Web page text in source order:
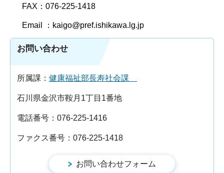
FAX：076-225-1418
Email ：kaigo@pref.ishikawa.lg.jp
お問い合わせ
所属課： 健康福祉部長寿社会課
石川県金沢市鞍月1丁目1番地
電話番号：076-225-1416
ファクス番号：076-225-1418